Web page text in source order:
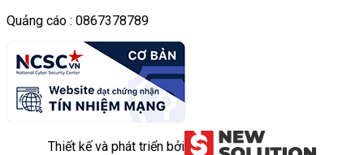
Quảng cáo : 0867378789
Thiết kế và phát triển bởi